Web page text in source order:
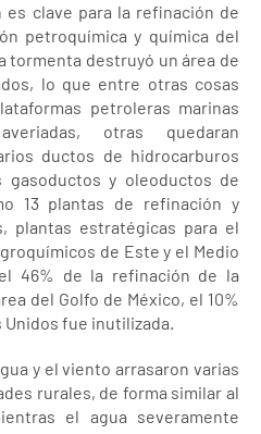
clave para la refinación de
petroquímica y química del
tormenta destruyó un área de
lo que entre otras cosas
petroleras marinas
otras quedaran
ductos de hidrocarburos
gasoductos y oleoductos de
13 plantas de refinación y
plantas estratégicas para el
de Este y el Medio
46% de la refinación de la
del Golfo de México, el 10%
fue inutilizada.
y el viento arrasaron varias
rurales, de forma similar al
el agua severamente